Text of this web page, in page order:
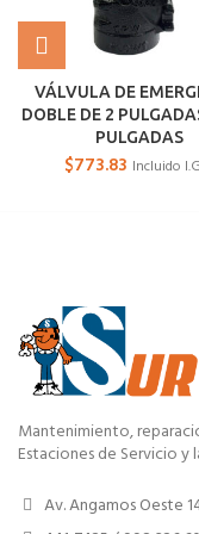
VÁLVULA DE
DOBLE DE 2
PULGADAS
$773.83 Incluido
Mantenimiento,
Estaciones de Servicio
Av. Angamos Oeste